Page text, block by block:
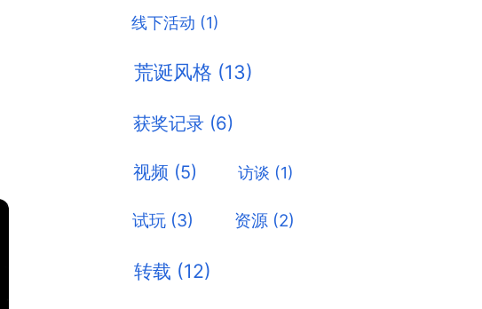
线下活动 (1)
荒诞风格 (13)
获奖记录 (6)
视频 (5) 访谈 (1)
试玩 (3) 资源 (2)
转载 (12)